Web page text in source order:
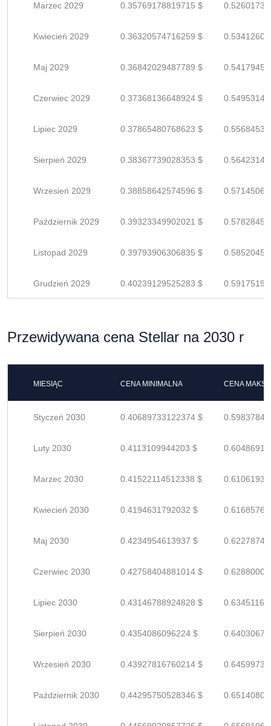
Marzec 2029 0.35769178819715 $
Kwiecień 2029 0.36320574716259 $
Maj 2029 0.36842029487789 $
Czerwiec 2029 0.37368136648924 $
Lipiec 2029 0.37865480768623 $
Sierpień 2029 0.38367739028353 $
Wrzesień 2029 0.38858642574596 $
Październik 2029 0.39323349902021 $
Listopad 2029 0.39793906306835 $
Grudzień 2029 0.40239129525283 $
Przewidywana cena Stellar na 2030 r
MIESIĄC CENA MINIMALNA CENA
Styczeń 2030 0.40689733122374 $
Luty 2030 0.4113109944203 $
Marzec 2030 0.41522114512338 $
Kwiecień 2030 0.4194631792032 $
Maj 2030 0.4234954613937 $
Czerwiec 2030 0.42758404881014 $
Lipiec 2030 0.43146788924828 $
Sierpień 2030 0.4354086096224 $
Wrzesień 2030 0.43927816760214 $
Październik 2030 0.44295750528346 $